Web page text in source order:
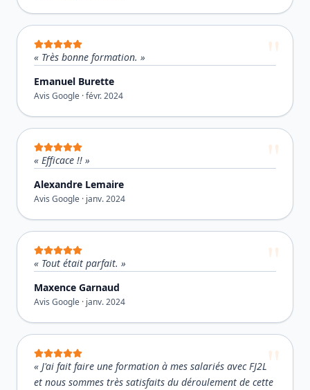
« Très bonne formation. »
Emanuel Burette
Avis Google ·févr. 2024
« Efficace !! »
Alexandre Lemaire
Avis Google · janv. 2024
« Tout était parfait. »
Maxence Garnaud
Avis Google · janv. 2024
« J'ai fait faire une formation à mes salariés avec FJ2L
et nous sommes très satisfaits du déroulement de cette